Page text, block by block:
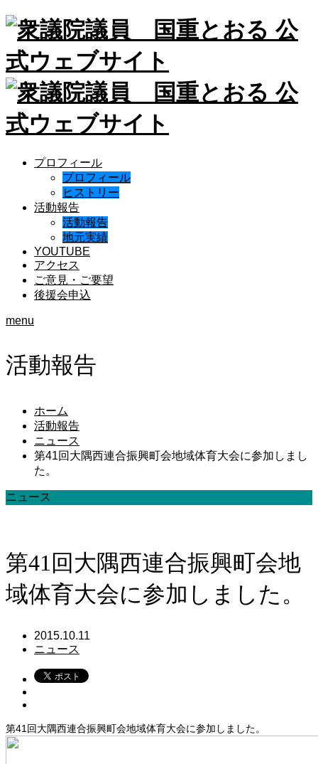
プロフィール
プロフィール
ヒストリー
活動報告
活動報告
地元実績
YOUTUBE
アクセス
ご意見・ご要望
後援会申込
menu
活動報告
ホーム
活動報告
ニュース
第41回大隅西連合振興町会地域体育大会に参加しまし
た。
ニュース
第41回大隅西連合振興町会地
域体育大会に参加しました。
2015.10.11
ニュース
第41回大隅西連合振興町会地域体育大会に参加しました。